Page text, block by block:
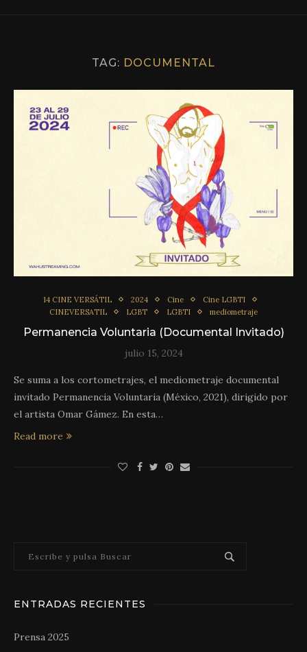
TAG: DOCUMENTAL
14 CINE VERSÁTIL 2024 Cine
Cine LGBTI
CINEVERSATIL
LGBT LGBTI mediometraje
Permanencia Voluntaria (Documental Invitado)
julio 15, 2024
Se suma a los cortometrajes, el mediometraje documental
invitado Permanencia Voluntaria (México, 2021), dirigido por
el artista Omar Gámez. En esta…
Read more
ENTRADAS RECIENTES
Prensa 2025